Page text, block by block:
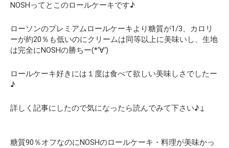
NOSHってとこのロールケーキです♪
ローソンのプレミアムロールケーキより糖質が1/3、カロリ
ーが約20％も低いのにクリームは同等以上に美味いし、生地
は完全にNOSHの勝ちー(*‘∀‘)
ロールケーキ好きには１度は食べて欲しい美味しさでしたー
♪
詳しく記事にしたので気になったら読んでみて下さい♪↓
糖質90％オフなのにNOSHのロールケーキ・料理が美味かっ